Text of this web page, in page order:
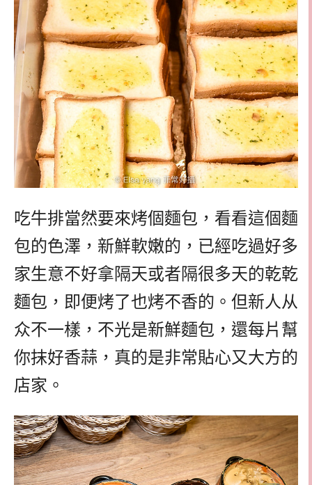
吃牛排當然要來烤個麵包，看看這個麵
包的色澤，新鮮軟嫩的，已經吃過好多
家生意不好拿隔天或者隔很多天的乾乾
麵包，即便烤了也烤不香的。但新人从
众不一樣，不光是新鮮麵包，還每片幫
你抹好香蒜，真的是非常貼心又大方的
店家。